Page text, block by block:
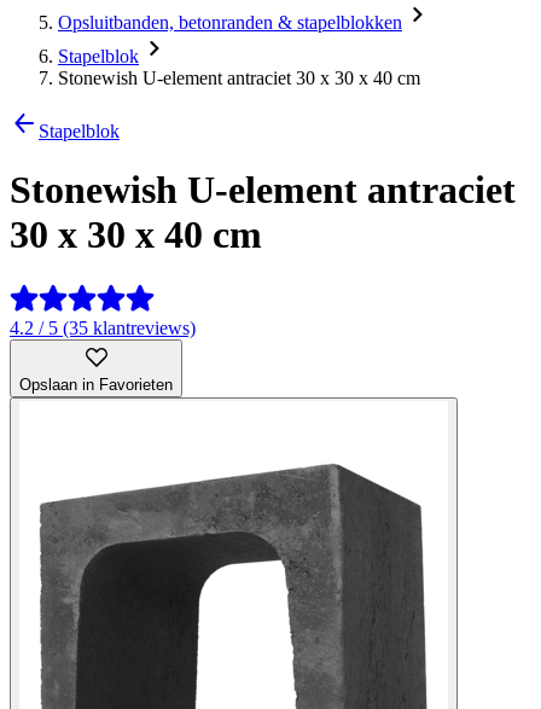
Opsluitbanden, betonranden & stapelblokken
Stapelblok
Stonewish U-element antraciet 30 x 30 x 40 cm
Stapelblok
Stonewish U-element antraciet
30 x 30 x 40 cm
4.2 / 5 (35 klantreviews)
Opslaan in Favorieten